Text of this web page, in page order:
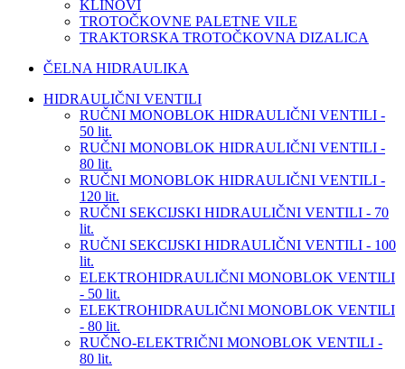
KLINOVI
TROTOČKOVNE PALETNE VILE
TRAKTORSKA TROTOČKOVNA DIZALICA
ČELNA HIDRAULIKA
HIDRAULIČNI VENTILI
RUČNI MONOBLOK HIDRAULIČNI VENTILI -
50 lit.
RUČNI MONOBLOK HIDRAULIČNI VENTILI -
80 lit.
RUČNI MONOBLOK HIDRAULIČNI VENTILI -
120 lit.
RUČNI SEKCIJSKI HIDRAULIČNI VENTILI - 70
lit.
RUČNI SEKCIJSKI HIDRAULIČNI VENTILI - 100
lit.
ELEKTROHIDRAULIČNI MONOBLOK VENTILI
- 50 lit.
ELEKTROHIDRAULIČNI MONOBLOK VENTILI
- 80 lit.
RUČNO-ELEKTRIČNI MONOBLOK VENTILI -
80 lit.